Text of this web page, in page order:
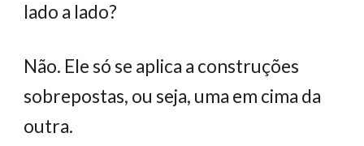
lado a lado?
Não. Ele só se aplica a construções
sobrepostas, ou seja, uma em cima da
outra.